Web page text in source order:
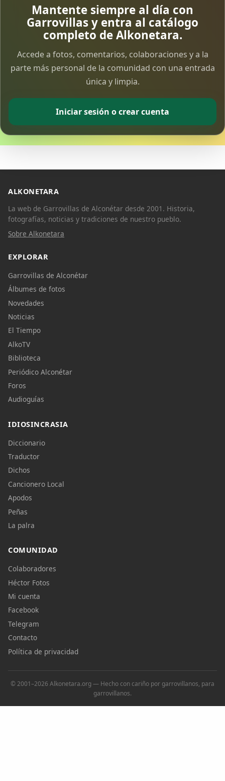
Mantente siempre al día con
Garrovillas y entra al catálogo
completo de Alkonetara.
Accede a fotos, comentarios, colaboraciones y a la
parte más personal de la comunidad con una entrada
única y limpia.
Iniciar sesión o crear cuenta
ALKONETARA
La web de Garrovillas de Alconétar desde 2001. Historia,
fotografías, noticias y tradiciones de nuestro pueblo.
Sobre Alkonetara
EXPLORAR
Garrovillas de Alconétar
Álbumes de fotos
Novedades
Noticias
El Tiempo
AlkoTV
Biblioteca
Periódico Alconétar
Foros
Audioguías
IDIOSINCRASIA
Diccionario
Traductor
Dichos
Cancionero Local
Apodos
Peñas
La palra
COMUNIDAD
Colaboradores
Héctor Fotos
Mi cuenta
Facebook
Telegram
Contacto
Política de privacidad
© 2001–2026 Alkonetara.org — Hecho con cariño por garrovillanos, para
garrovillanos.